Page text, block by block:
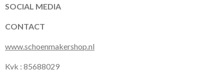
m
SOCIAL MEDIA
CONTACT
www.schoenmakershop.nl
Kvk : 85688029